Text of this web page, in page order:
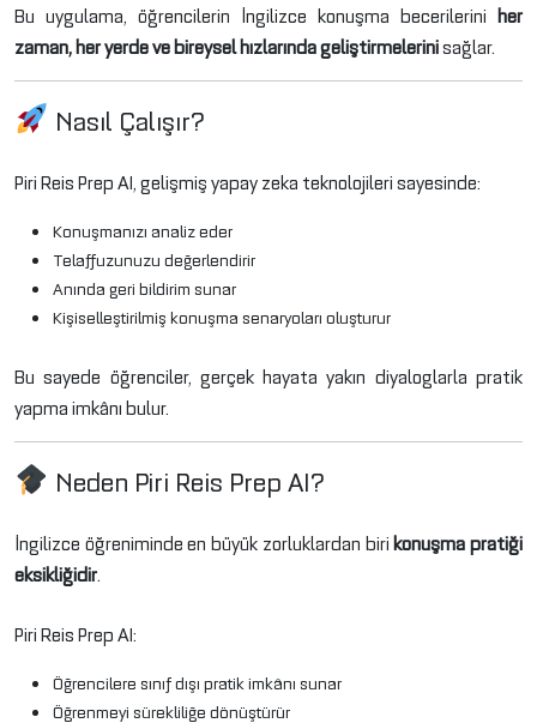
Bu uygulama, öğrencilerin İngilizce konuşma becerilerini her
zaman, her yerde ve bireysel hızlarında geliştirmelerinisağlar.
Nasıl Çalışır?
Piri Reis Prep AI, gelişmiş yapay zeka teknolojileri sayesinde:
Konuşmanızı analiz eder
Telaffuzunuzu değerlendirir
Anında geri bildirim sunar
Kişiselleştirilmiş konuşma senaryoları oluşturur
Bu sayede öğrenciler, gerçek hayata yakın diyaloglarla pratik
yapma imkânı bulur.
Neden Piri Reis Prep AI?
İngilizce öğreniminde en büyük zorluklardan birikonuşma pratiği
eksikliğidir.
Piri Reis Prep AI:
Öğrencilere sınıf dışı pratik imkânı sunar
Öğrenmeyi sürekliliğe dönüştürür